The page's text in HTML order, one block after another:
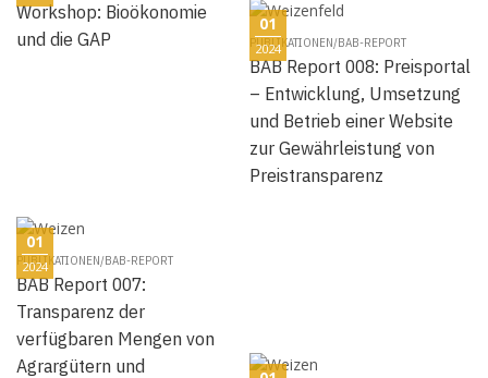
Workshop: Bioökonomie
und die GAP
01
2024
PUBLIKATIONEN/BAB-REPORT
BAB Report 008: Preisportal
– Entwicklung, Umsetzung
und Betrieb einer Website
zur Gewährleistung von
Preistransparenz
01
2024
PUBLIKATIONEN/BAB-REPORT
BAB Report 007:
Transparenz der
verfügbaren Mengen von
Agrargütern und